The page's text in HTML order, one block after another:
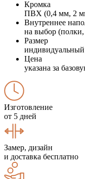
Кромка
ПВХ (0,4 мм, 2
Внутреннее
на выбор
Размер
индивидуальный
Цена
указана за
Изготовление
от 5 дней
Замер, дизайн
и доставка бесплатно